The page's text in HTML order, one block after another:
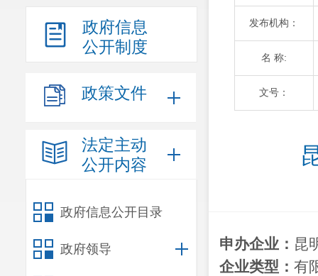
政府信息
公开制度
政策文件
法定主动
公开内容
政府信息公开目录
政府领导
发布机构：
名 称:
文号：
申办企业： 昆
企业类型： 有